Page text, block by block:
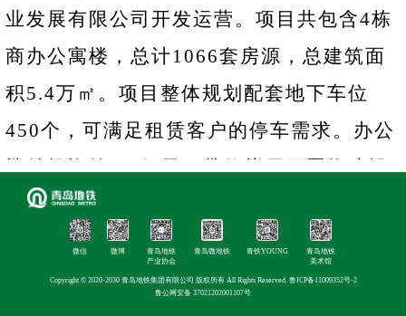
业发展有限公司开发运营。项目共包含4栋
商办公寓楼，总计1066套房源，总建筑面
积5.4万㎡。项目整体规划配套地下车位
450个，可满足租赁客户的停车需求。办公
楼总投资约5.3亿元，贷款拟用于置换建设
物业形成的款项。融资方案包括但不限于
授信额度、增信措施、融资期限、融资利
率（以LPR为基准报价）等。
微信 微博
青岛地铁
产业协会
青岛微地铁 青铁YOUNG
青岛地铁
美术馆
Copyright © 2020-2030 青岛地铁集团有限公司 版权所有 All Rights Reserved. 鲁ICP备11009352号-2
鲁公网安备 37021202001107号